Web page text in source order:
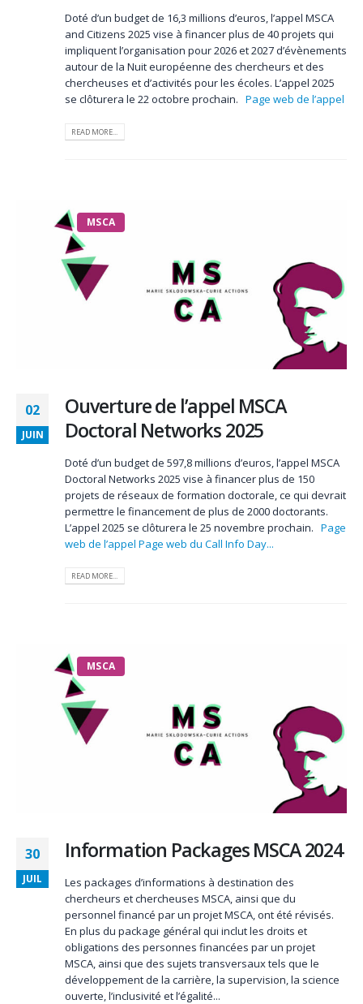
Doté d’un budget de 16,3 millions d’euros, l’appel MSCA
and Citizens 2025 vise à financer plus de 40 projets qui
impliquent l’organisation pour 2026 et 2027 d’évènements
autour de la Nuit européenne des chercheurs et des
chercheuses et d’activités pour les écoles. L’appel 2025
se clôturera le 22 octobre prochain. Page web de l’appel
READ MORE...
02
JUIN
Ouverture de l’appel MSCA
Doctoral Networks 2025
Doté d’un budget de 597,8 millions d’euros, l’appel MSCA
Doctoral Networks 2025 vise à financer plus de 150
projets de réseaux de formation doctorale, ce qui devrait
permettre le financement de plus de 2000 doctorants.
L’appel 2025 se clôturera le 25 novembre prochain. Page
web de l’appel Page web du Call Info Day...
MSCA
READ MORE...
30
JUIL
Information Packages MSCA 2024
Les packages d’informations à destination des
chercheurs et chercheuses MSCA, ainsi que du
personnel financé par un projet MSCA, ont été révisés.
En plus du package général qui inclut les droits et
obligations des personnes financées par un projet
MSCA, ainsi que des sujets transversaux tels que le
développement de la carrière, la supervision, la science
ouverte, l’inclusivité et l’égalité...
MSCA